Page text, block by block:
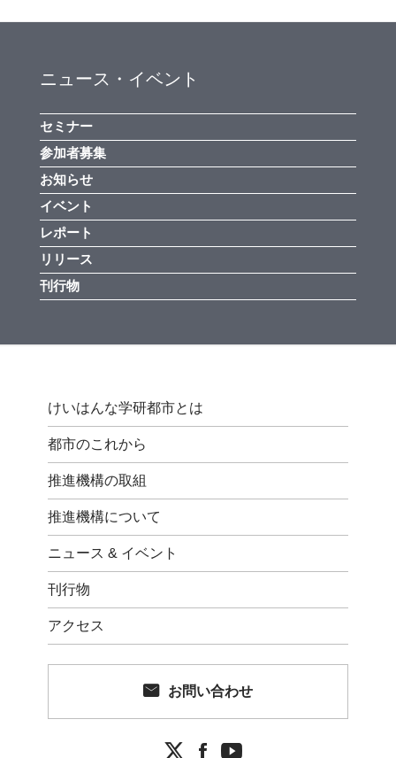
ニュース・イベント
セミナー
参加者募集
お知らせ
イベント
レポート
リリース
刊行物
けいはんな学研都市とは
都市のこれから
推進機構の取組
推進機構について
ニュース & イベント
刊行物
アクセス
お問い合わせ
 